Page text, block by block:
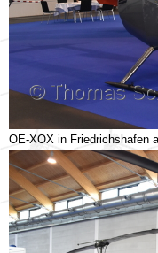
OE-XOX in Friedrichshafen